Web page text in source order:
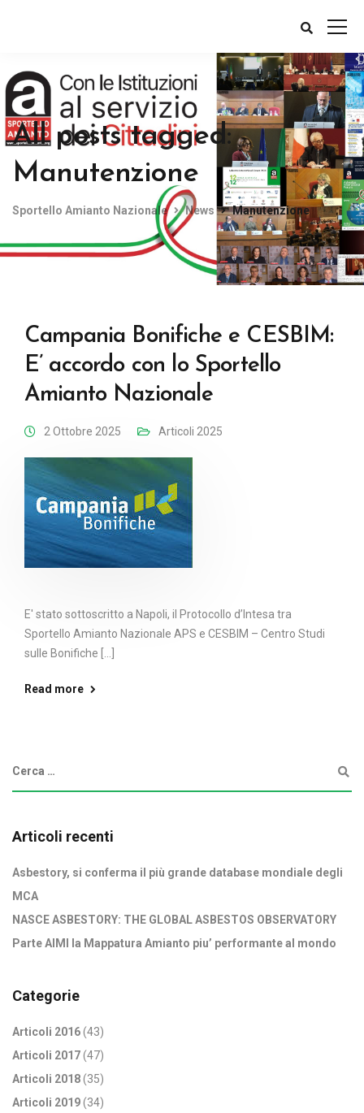
All posts tagged:
Manutenzione
Sportello Amianto Nazionale News Manutenzione
Campania Bonifiche e CESBIM:
E’ accordo con lo Sportello
Amianto Nazionale
2 Ottobre 2025 Articoli 2025
E' stato sottoscritto a Napoli, il Protocollo d’Intesa tra
Sportello Amianto Nazionale APS e CESBIM – Centro Studi
sulle Bonifiche [...]
Read more
Articoli recenti
Asbestory, si conferma il più grande database mondiale degli
MCA
NASCE ASBESTORY: THE GLOBAL ASBESTOS OBSERVATORY
Parte AIMI la Mappatura Amianto piu’ performante al mondo
Categorie
Articoli 2016(43)
Articoli 2017(47)
Articoli 2018(35)
Articoli 2019(34)